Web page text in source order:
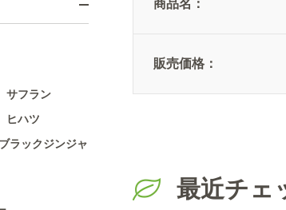
サフラン
ヒハツ
ラックジンジャ
商品名：
販売価格：
最近チェ